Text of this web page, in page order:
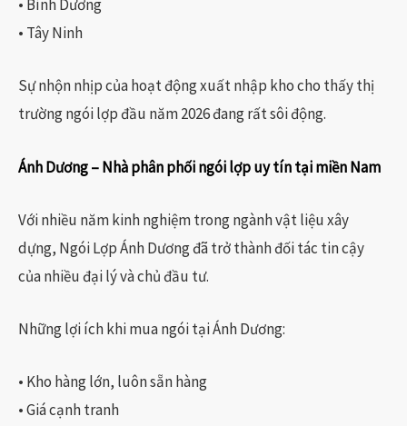
• Bình Dương
• Tây Ninh
Sự nhộn nhịp của hoạt động xuất nhập kho cho thấy thị
trường ngói lợp đầu năm 2026 đang rất sôi động.
Ánh Dương – Nhà phân phối ngói lợp uy tín tại miền Nam
Với nhiều năm kinh nghiệm trong ngành vật liệu xây
dựng, Ngói Lợp Ánh Dương đã trở thành đối tác tin cậy
của nhiều đại lý và chủ đầu tư.
Những lợi ích khi mua ngói tại Ánh Dương:
• Kho hàng lớn, luôn sẵn hàng
• Giá cạnh tranh